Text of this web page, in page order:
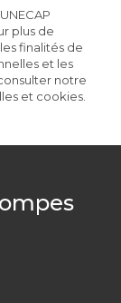
plus de
finalités de
et les
notre
et cookies.